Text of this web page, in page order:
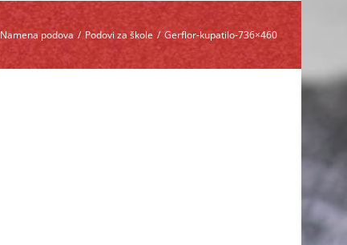
Namena podova / Podovi za škole / Gerflor-kupatilo-736×460